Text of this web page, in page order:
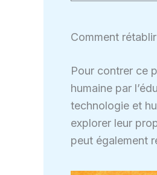
Comment
Pour contrer ce
humaine par
technologie et
explorer leur
peut également